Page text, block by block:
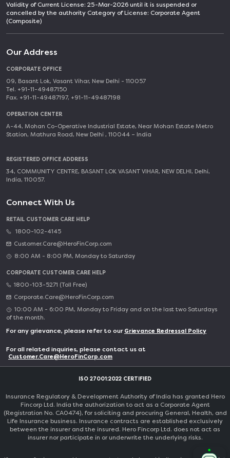
Validity of Current License: 25-Mar-2026 until it is suspended or
cancelled by the authority Category of License: Corporate Agent
(Composite)
Our Address
CORPORATE OFFICE
09, Basant Lok, Vasant Vihar, New Delhi - 110057
Tel. +91-11-49487150
Fax. +91-11-49487197, +91-11-49487198
OPERATION CENTER
A-44, Mohan Co-Operative Industrial Estate, Near Mohan Estate Metro
Station, Mathura Road, New Delhi , 110044 – India
REGISTERED OFFICE ADDRESS
34, COMMUNITY CENTRE, BASANT LOK VASANT VIHAR, NEW DELHI, Delhi,
India, 110057.
Connect With Us
RETAIL CUSTOMER CARE HELP
1800-102-4145
Customer.Care@HeroFinCorp.com
8:00 AM - 8:00 PM, Monday to Saturday
CORPORATE CUSTOMER CARE HELP
1800-103-5271 (Toll Free)
Corporate.Care@HeroFinCorp.com
10:00 AM - 6:00 PM, Monday to Friday and on the last two Saturdays
of the month.
For any grievance, please refer to our Grievance Redressal Policy
For all related inquiries, please contact us at
Customer.Care@HeroFinCorp.com
ISO 27001:2022 CERTIFIED
Insurance Regulatory & Development Authority of India has granted Hero
Fincorp Ltd. India the authorization to act as a Corporate Agent
(Registration No. CA0474), for soliciting and procuring General, Health, and
Life Insurance business. Insurance contracts are established exclusively
between the insurer and the insured. Hero Fincorp Ltd. does not act as
insurer nor participate in or underwrite the underlying risks.